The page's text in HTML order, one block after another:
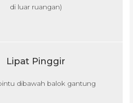
di luar ruangan)
Lipat Pinggir
dibawah balok gantung